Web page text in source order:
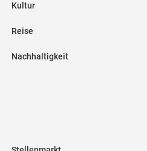
Kultur
Reise
Nachhaltigkeit